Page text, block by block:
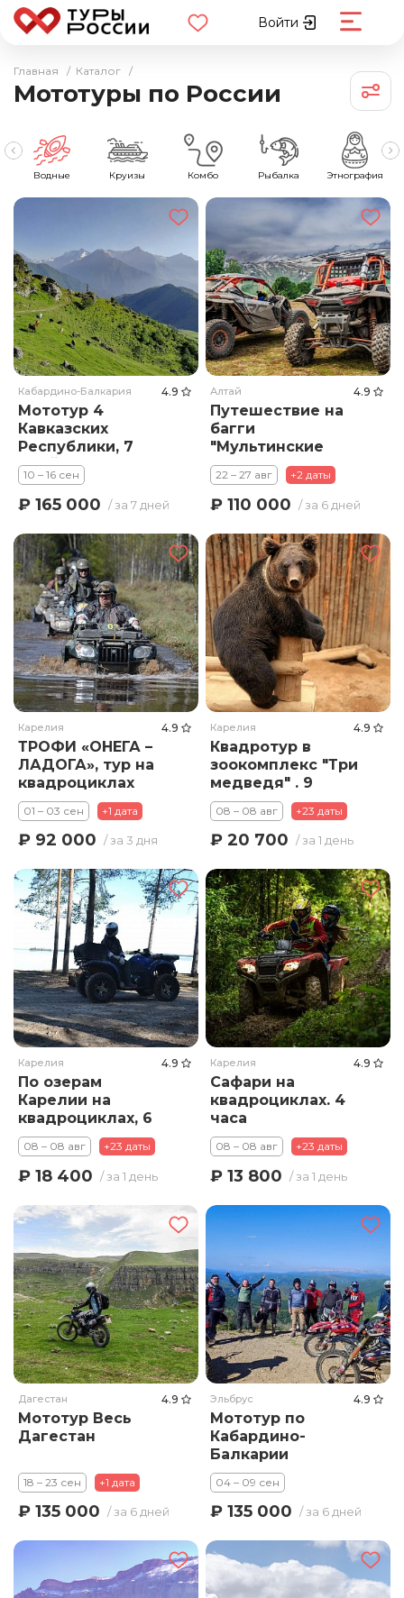
Войти
Главная / Каталог /
Мототуры по России
Водные Круизы Комбо Рыбалка Этнография
Кабардино-Балкария 4.9
Мототур 4
Кавказских
Республики, 7
дней,
внедорожный
маршрут от
Чечни
10 – 16 сен
₽ 165 000 / за 7 дней
Алтай 4.9
Путешествие на
багги
"Мультинские
озера"
22 – 27 авг +2 даты
₽ 110 000 / за 6 дней
Карелия 4.9
ТРОФИ «ОНЕГА –
ЛАДОГА», тур на
квадроциклах
01 – 03 сен +1 дата
₽ 92 000 / за 3 дня
Карелия 4.9
Квадротур в
зоокомплекс "Три
медведя" . 9
часов.
08 – 08 авг +23 даты
₽ 20 700 / за 1 день
Карелия 4.9
По озерам
Карелии на
квадроциклах, 6
часов
08 – 08 авг +23 даты
₽ 18 400 / за 1 день
Карелия 4.9
Сафари на
квадроциклах. 4
часа
08 – 08 авг +23 даты
₽ 13 800 / за 1 день
Дагестан 4.9
Мототур Весь
Дагестан
18 – 23 сен +1 дата
₽ 135 000 / за 6 дней
Эльбрус 4.9
Мототур по
Кабардино-
Балкарии
04 – 09 сен
₽ 135 000 / за 6 дней